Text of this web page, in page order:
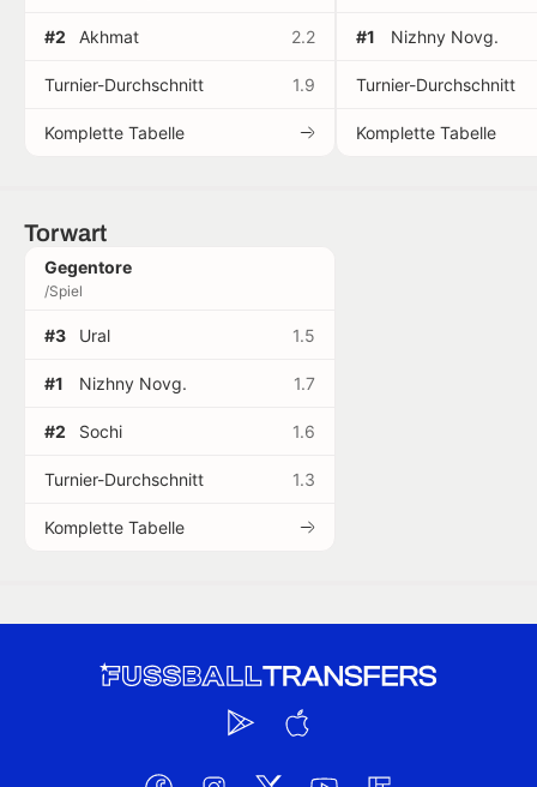
#2 Akhmat 2.2
Turnier-Durchschnitt 1.9
Komplette Tabelle
#1 Nizhny Novg.
Turnier-Durchschnitt
Komplette Tabelle
Torwart
Gegentore
/Spiel
#3 Ural 1.5
#1 Nizhny Novg. 1.7
#2 Sochi 1.6
Turnier-Durchschnitt 1.3
Komplette Tabelle